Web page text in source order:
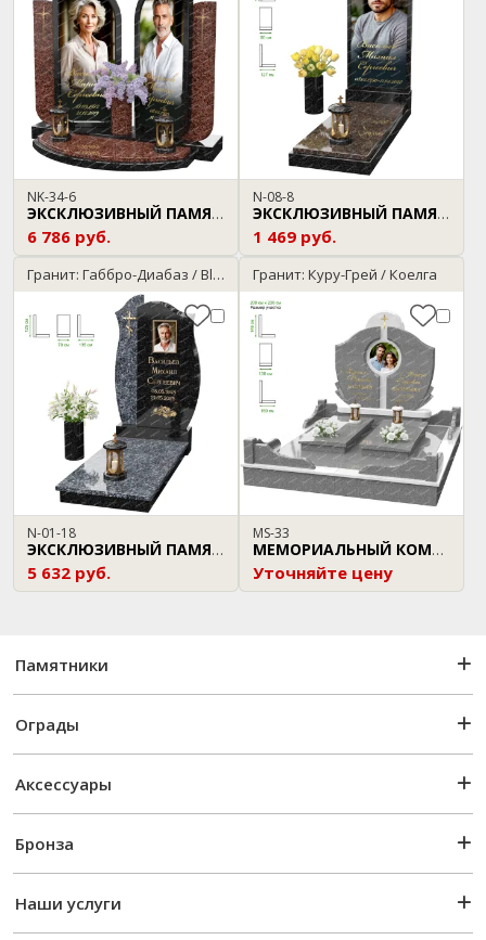
NK-34-6
ЭКСКЛЮЗИВНЫЙ ПАМЯТНИК
6 786 руб.
N-08-8
ЭКСКЛЮЗИВНЫЙ ПАМЯТНИК
1 469 руб.
Гранит: Габбро-Диабаз / Blue Pearl
N-01-18
ЭКСКЛЮЗИВНЫЙ ПАМЯТНИК
5 632 руб.
Гранит: Куру-Грей / Коелга
MS-33
МЕМОРИАЛЬНЫЙ КОМПЛЕКС
Уточняйте цену
Памятники
Ограды
Аксессуары
Бронза
Наши услуги